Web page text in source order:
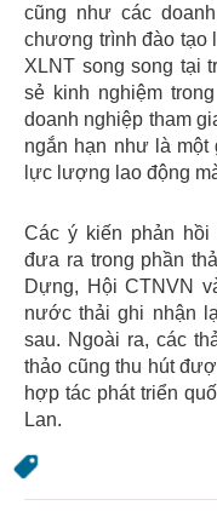
cũng như các
chương trình đào tạo
XLNT song song tại
sẻ kinh nghiệm
doanh nghiệp tham
ngắn hạn như là một
lực lượng lao động
Các ý kiến phản hồi
đưa ra trong phần
Dựng, Hội CTNVN
nước thải ghi nhận
sau. Ngoài ra, các
thảo cũng thu hút
hợp tác phát triển
Lan.